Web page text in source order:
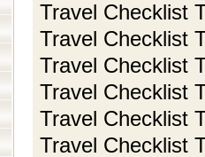
Travel Checklist
Travel Checklist
Travel Checklist
Travel Checklist
Travel Checklist
Travel Checklist